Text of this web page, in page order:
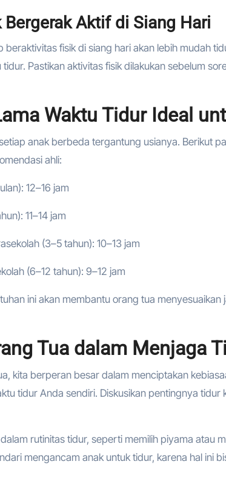
Bergerak Aktif di Siang Hari
beraktivitas fisik di siang hari akan lebih mudah
Pastikan aktivitas fisik dilakukan sebelum
Waktu Tidur Ideal
anak berbeda tergantung usianya. Berikut
ahli:
12–16 jam
11–14 jam
(3–5 tahun): 10–13 jam
(6–12 tahun): 9–12 jam
ini akan membantu orang tua
Tua dalam Menjaga
kita berperan besar dalam menciptakan
tidur Anda sendiri. Diskusikan pentingnya
rutinitas tidur, seperti memilih piyama atau
mengancam anak untuk tidur, karena hal ini